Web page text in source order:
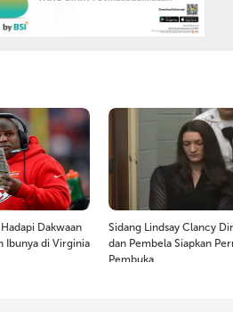
Dakwaan
Ibunya di Virginia
Sidang Lindsay Clancy
dan Pembela Siapkan
Pembuka